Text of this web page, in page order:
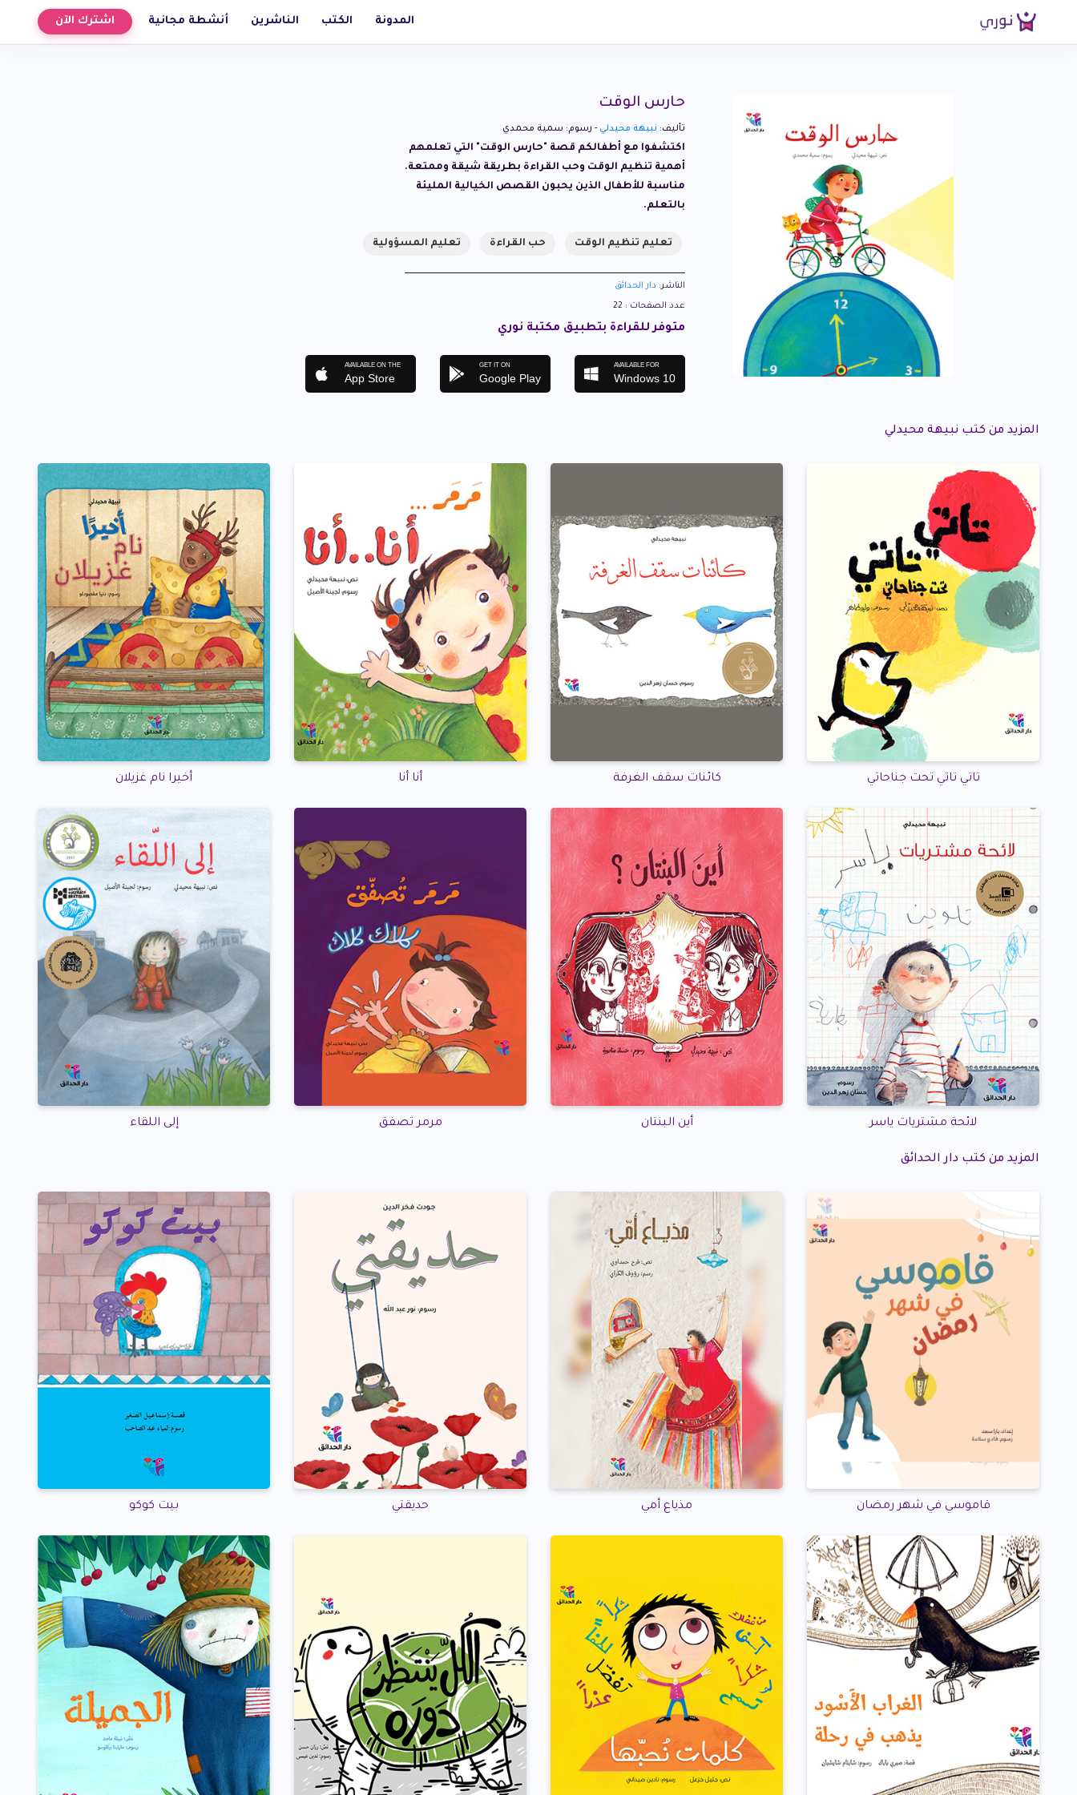
المدونة الكتب الناشرين أنشطة مجانية اشترك الآن
حارس الوقت
تأليف: نبيهة محيدلي - رسوم: سمية محمدي
اكتشفوا مع أطفالكم قصة "حارس الوقت" التي تعلمهم
أهمية تنظيم الوقت وحب القراءة بطريقة شيقة وممتعة.
مناسبة للأطفال الذين يحبون القصص الخيالية المليئة
بالتعلم.
تعليم تنظيم الوقت حب القراءة تعليم المسؤولية
الناشر: دار الحدائق
عدد الصفحات : 22
متوفر للقراءة بتطبيق مكتبة نوري
AVAILABLE ON THE
App Store
GET IT ON
Google Play
AVAILABLE FOR
Windows 10
المزيد من كتب نبيهة محيدلي
تاتي تاتي تحت جناحاتي كائنات سقف الغرفة أنا أنا أخيرا نام غزيلان
لائحة مشتريات ياسر أين البنتان مرمر تصفق إلى اللقاء
المزيد من كتب دار الحدائق
قاموسي في شهر رمضان مذياع أمي حديقتي بيت كوكو